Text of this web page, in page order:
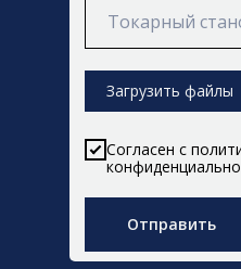
Загрузить файлы
Согласен с
Отправить